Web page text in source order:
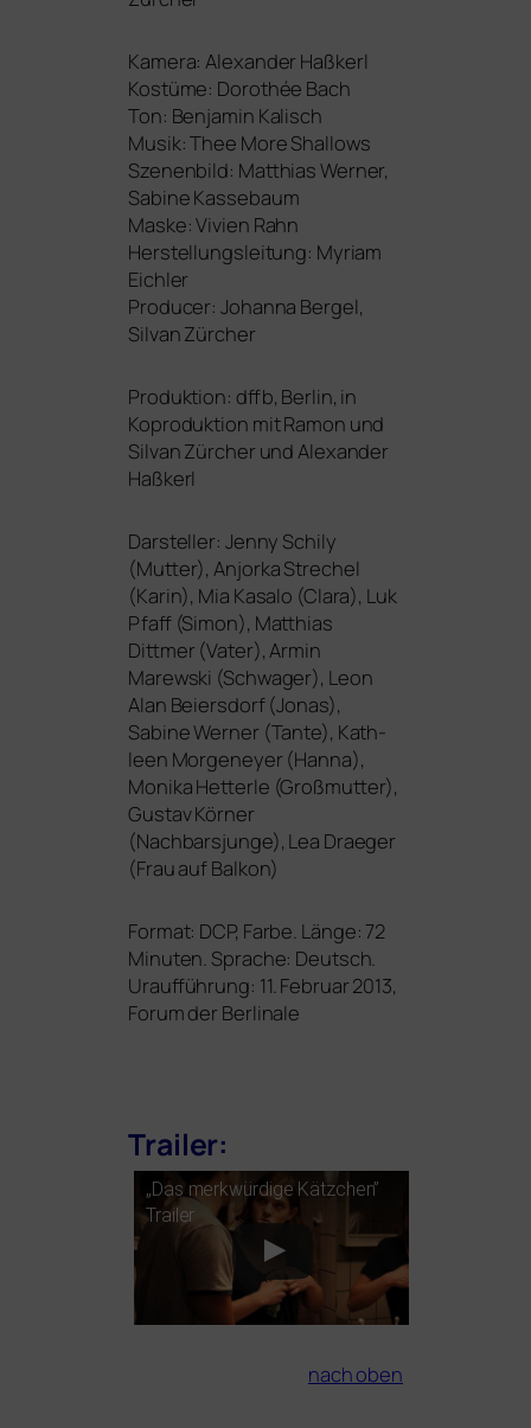
Kamera: Alexander Haßkerl
Kostüme: Dorothée Bach
Ton: Benjamin Kalisch
Musik: Thee More Shallows
Szenenbild: Matthias Werner,
Sabine Kassebaum
Maske: Vivien Rahn
Herstellungsleitung: Myriam
Eichler
Producer: Johanna Bergel,
Silvan Zürcher
Produktion: dffb, Berlin, in
Koproduktion mit Ramon und
Silvan Zürcher und Alexander
Haßkerl
Darsteller: Jenny Schily
(Mutter), Anjorka Strechel
(Karin), Mia Kasalo (Clara), Luk
Pfaff (Simon), Matthias
Dittmer (Vater), Armin
Marewski (Schwager), Leon
Alan Beiersdorf (Jonas),
Sabine Werner (Tante), Kath-
leen Morgeneyer (Hanna),
Monika Hetterle (Großmutter),
Gustav Körner
(Nachbarsjunge), Lea Draeger
(Frau auf Balkon)
Format: DCP, Farbe. Länge: 72
Minuten. Sprache: Deutsch.
Uraufführung: 11. Februar 2013,
Forum der Berlinale
Trailer:
„Das merk­wür­di­ge Kätzchen”
Trailer
nach oben